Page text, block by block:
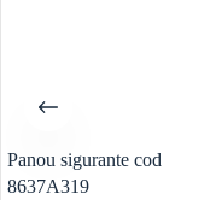
Panou sigurante cod
8637A319